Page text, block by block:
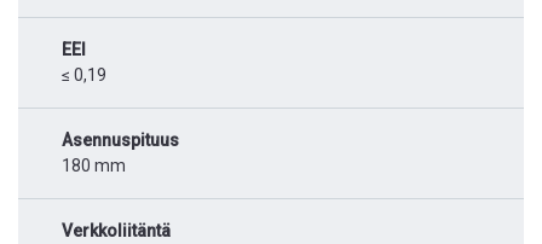
EEI
≤ 0,19
Asennuspituus
180 mm
Verkkoliitäntä